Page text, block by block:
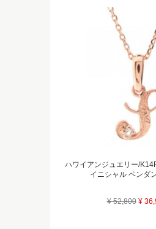
ハワイアンジュエリー/
イニシャル ペンダ
¥ 52,800 ¥